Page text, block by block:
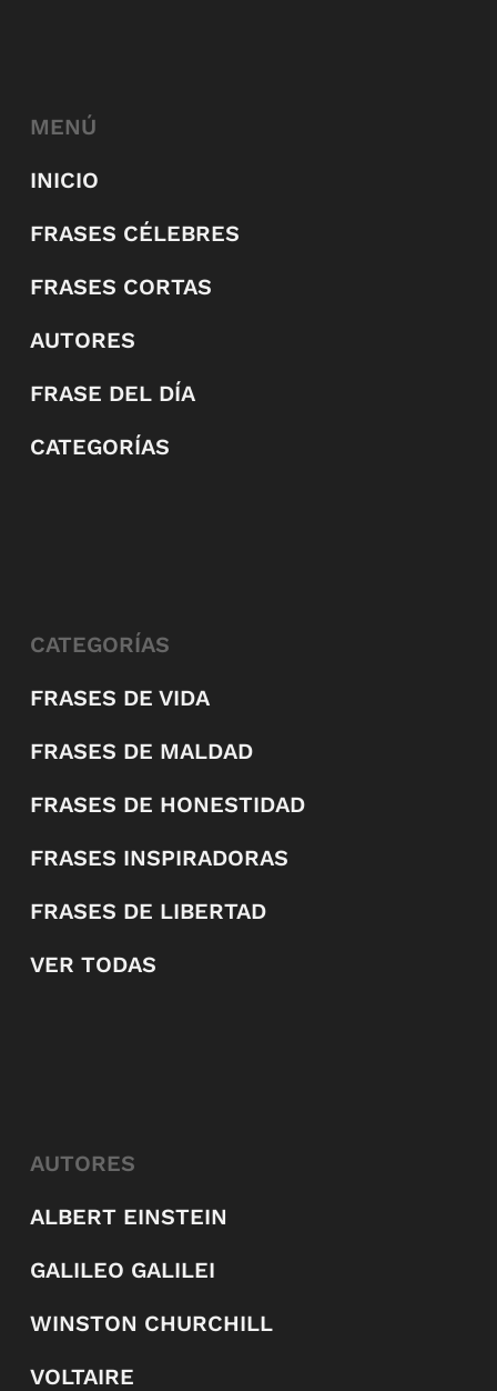
MENÚ
INICIO
FRASES CÉLEBRES
FRASES CORTAS
AUTORES
FRASE DEL DÍA
CATEGORÍAS
CATEGORÍAS
FRASES DE VIDA
FRASES DE MALDAD
FRASES DE HONESTIDAD
FRASES INSPIRADORAS
FRASES DE LIBERTAD
VER TODAS
AUTORES
ALBERT EINSTEIN
GALILEO GALILEI
WINSTON CHURCHILL
VOLTAIRE